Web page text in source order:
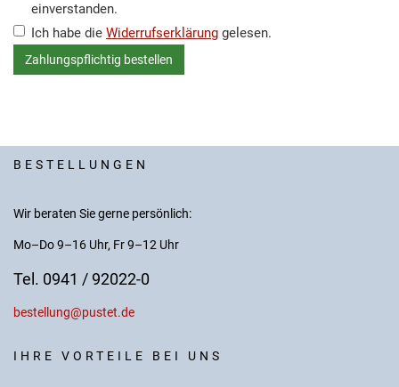
einverstanden.
Ich habe die Widerrufserklärung gelesen.
BESTELLUNGEN
Wir beraten Sie gerne persönlich:
Mo–Do 9–16 Uhr, Fr 9–12 Uhr
Tel. 0941 / 92022-0
bestellung@pustet.de
IHRE VORTEILE BEI UNS